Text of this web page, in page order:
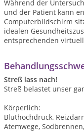
Während der
und der Patient kann
Computerbildschirm
idealen
entsprechenden
Streß lass nach!
Streß belastet unser
Körperlich:
Bluthochdruck,
Atemwege,